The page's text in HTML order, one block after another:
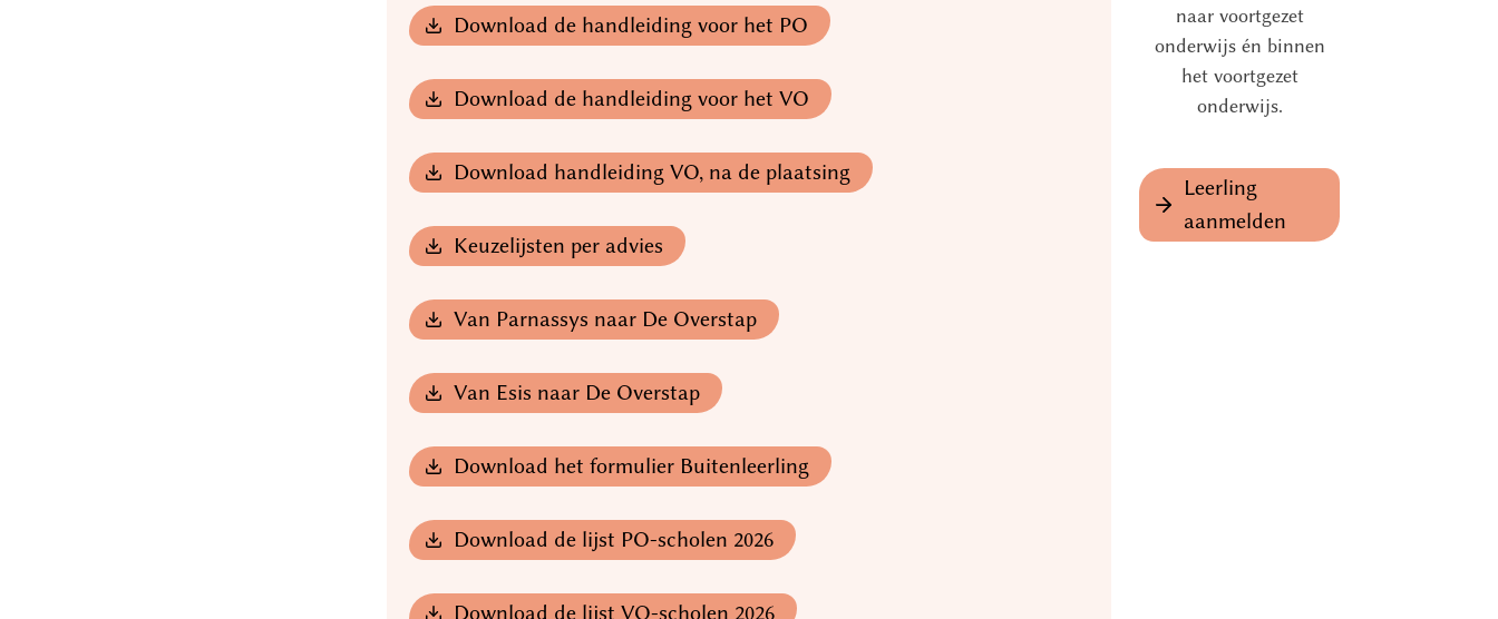
naar voortgezet
onderwijs én binnen
het voortgezet
onderwijs.
Leerling
aanmelden
Download de handleiding voor het PO
Download de handleiding voor het VO
Download handleiding VO, na de plaatsing
Keuzelijsten per advies
Van Parnassys naar De Overstap
Van Esis naar De Overstap
Download het formulier Buitenleerling
Download de lijst PO-scholen 2026
Download de lijst VO-scholen 2026